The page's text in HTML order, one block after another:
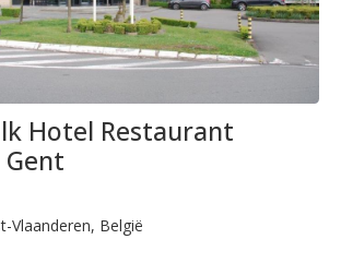
Hotel Restaurant
Vlaanderen, België